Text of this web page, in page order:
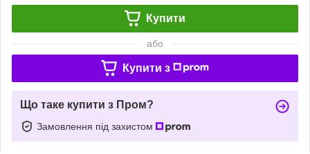
Купити
або
Купити з
Що таке купити з Пром?
Замовлення під захистом